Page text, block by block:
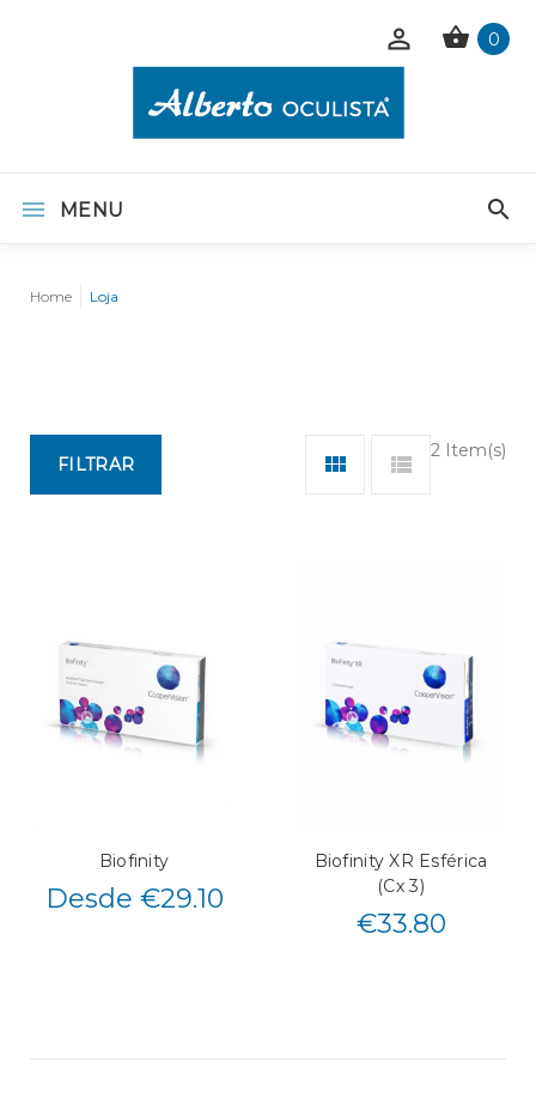
0
MENU
Home Loja
2 Item(s)
FILTRAR
Biofinity
Desde €29.10
Biofinity XR Esférica
(Cx 3)
€33.80